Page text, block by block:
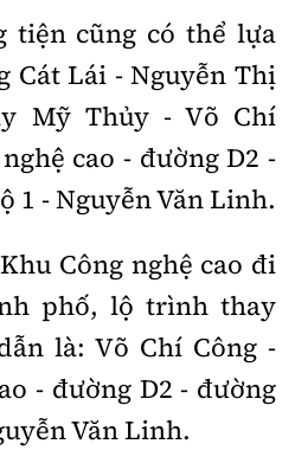
tiện cũng có thể lựa
Cát Lái - Nguyễn Thị
Mỹ Thủy - Võ Chí
cao - đường D2 -
1 - Nguyễn Văn Linh.
Công nghệ cao đi
phố, lộ trình thay
là: Võ Chí Công -
- đường D2 - đường
Văn Linh.